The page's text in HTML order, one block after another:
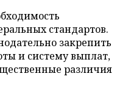
стандартов.
закрепить
и систему выплат,
различия